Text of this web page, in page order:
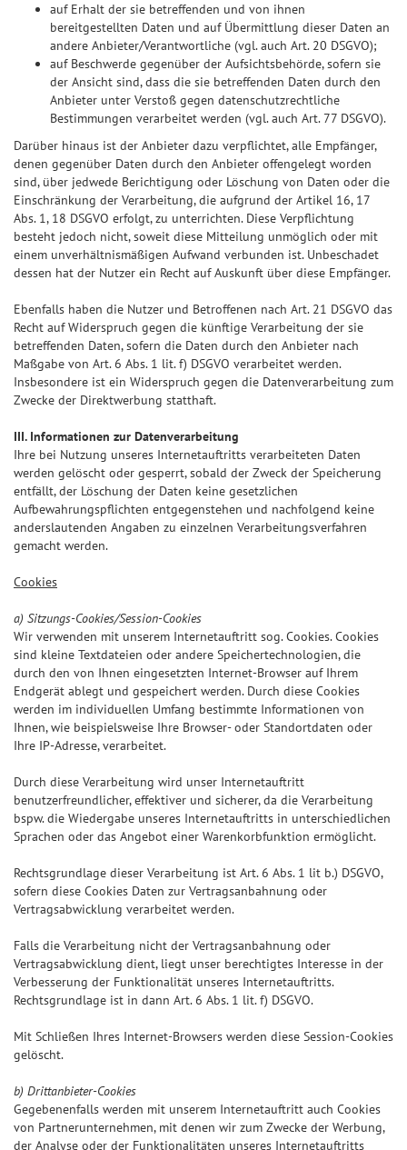
auf Erhalt der sie betreffenden und von ihnen
bereitgestellten Daten und auf Übermittlung dieser Daten an
andere Anbieter/Verantwortliche (vgl. auch Art. 20 DSGVO);
auf Beschwerde gegenüber der Aufsichtsbehörde, sofern sie
der Ansicht sind, dass die sie betreffenden Daten durch den
Anbieter unter Verstoß gegen datenschutzrechtliche
Bestimmungen verarbeitet werden (vgl. auch Art. 77 DSGVO).
Darüber hinaus ist der Anbieter dazu verpflichtet, alle Empfänger,
denen gegenüber Daten durch den Anbieter offengelegt worden
sind, über jedwede Berichtigung oder Löschung von Daten oder die
Einschränkung der Verarbeitung, die aufgrund der Artikel 16, 17
Abs. 1, 18 DSGVO erfolgt, zu unterrichten. Diese Verpflichtung
besteht jedoch nicht, soweit diese Mitteilung unmöglich oder mit
einem unverhältnismäßigen Aufwand verbunden ist. Unbeschadet
dessen hat der Nutzer ein Recht auf Auskunft über diese Empfänger.
Ebenfalls haben die Nutzer und Betroffenen nach Art. 21 DSGVO das
Recht auf Widerspruch gegen die künftige Verarbeitung der sie
betreffenden Daten, sofern die Daten durch den Anbieter nach
Maßgabe von Art. 6 Abs. 1 lit. f) DSGVO verarbeitet werden.
Insbesondere ist ein Widerspruch gegen die Datenverarbeitung zum
Zwecke der Direktwerbung statthaft.
III. Informationen zur Datenverarbeitung
Ihre bei Nutzung unseres Internetauftritts verarbeiteten Daten
werden gelöscht oder gesperrt, sobald der Zweck der Speicherung
entfällt, der Löschung der Daten keine gesetzlichen
Aufbewahrungspflichten entgegenstehen und nachfolgend keine
anderslautenden Angaben zu einzelnen Verarbeitungsverfahren
gemacht werden.
Cookies
a) Sitzungs-Cookies/Session-Cookies
Wir verwenden mit unserem Internetauftritt sog. Cookies. Cookies
sind kleine Textdateien oder andere Speichertechnologien, die
durch den von Ihnen eingesetzten Internet-Browser auf Ihrem
Endgerät ablegt und gespeichert werden. Durch diese Cookies
werden im individuellen Umfang bestimmte Informationen von
Ihnen, wie beispielsweise Ihre Browser- oder Standortdaten oder
Ihre IP-Adresse, verarbeitet.
Durch diese Verarbeitung wird unser Internetauftritt
benutzerfreundlicher, effektiver und sicherer, da die Verarbeitung
bspw. die Wiedergabe unseres Internetauftritts in unterschiedlichen
Sprachen oder das Angebot einer Warenkorbfunktion ermöglicht.
Rechtsgrundlage dieser Verarbeitung ist Art. 6 Abs. 1 lit b.) DSGVO,
sofern diese Cookies Daten zur Vertragsanbahnung oder
Vertragsabwicklung verarbeitet werden.
Falls die Verarbeitung nicht der Vertragsanbahnung oder
Vertragsabwicklung dient, liegt unser berechtigtes Interesse in der
Verbesserung der Funktionalität unseres Internetauftritts.
Rechtsgrundlage ist in dann Art. 6 Abs. 1 lit. f) DSGVO.
Mit Schließen Ihres Internet-Browsers werden diese Session-Cookies
gelöscht.
b) Drittanbieter-Cookies
Gegebenenfalls werden mit unserem Internetauftritt auch Cookies
von Partnerunternehmen, mit denen wir zum Zwecke der Werbung,
der Analyse oder der Funktionalitäten unseres Internetauftritts